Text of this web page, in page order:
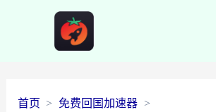
首页
免费回国加速器